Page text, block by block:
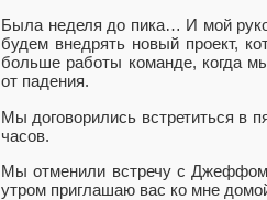
Была неделя до пика… И мой
будем внедрять новый проект,
больше работы команде, когда
от падения.
Мы договорились встретиться в
часов.
Мы отменили встречу с
утром приглашаю вас ко мне